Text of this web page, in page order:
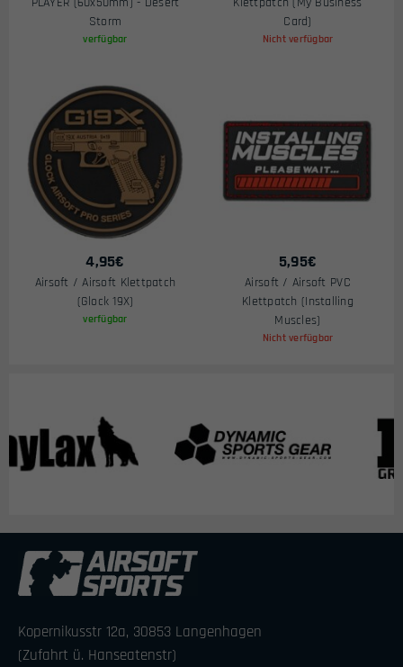
Storm
verfügbar
Card)
Nicht verfügbar
4,95€
Airsoft / Airsoft Klettpatch
(Glock 19X)
verfügbar
5,95€
Airsoft / Airsoft PVC
Klettpatch (Installing
Muscles)
Nicht verfügbar
Kopernikusstr 12a, 30853 Langenhagen
(Zufahrt ü. Hanseatenstr)